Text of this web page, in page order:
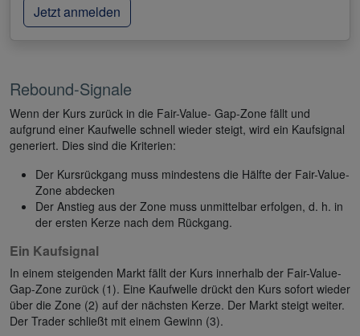
Jetzt anmelden
Rebound-Signale
Wenn der Kurs zurück in die Fair-Value- Gap-Zone fällt und
aufgrund einer Kaufwelle schnell wieder steigt, wird ein Kaufsignal
generiert. Dies sind die Kriterien:
Der Kursrückgang muss mindestens die Hälfte der Fair-Value-
Zone abdecken
Der Anstieg aus der Zone muss unmittelbar erfolgen, d. h. in
der ersten Kerze nach dem Rückgang.
Ein Kaufsignal
In einem steigenden Markt fällt der Kurs innerhalb der Fair-Value-
Gap-Zone zurück (1). Eine Kaufwelle drückt den Kurs sofort wieder
über die Zone (2) auf der nächsten Kerze. Der Markt steigt weiter.
Der Trader schließt mit einem Gewinn (3).